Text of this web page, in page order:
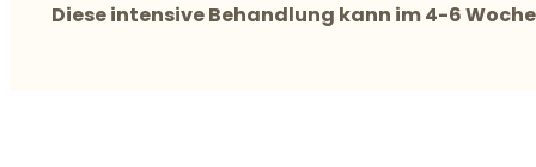
Diese intensive Behandlung kann im 4-6